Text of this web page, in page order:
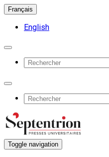
Français
English
Toggle navigation